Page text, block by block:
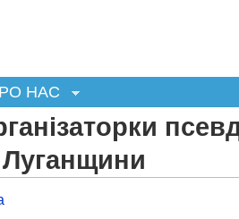
НАС
Луганщини